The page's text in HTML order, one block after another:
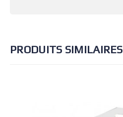
PRODUITS SIMILAIRES